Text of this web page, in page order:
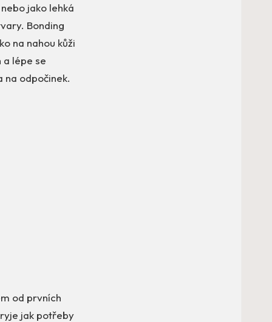
jako lehká
Bonding
na nahou kůži
a lépe se
na odpočinek.
od prvních
jak potřeby